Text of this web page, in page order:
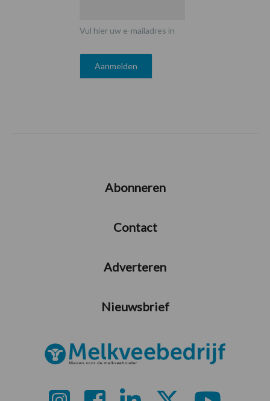
Vul hier uw e-mailadres in
Abonneren
Contact
Adverteren
Nieuwsbrief